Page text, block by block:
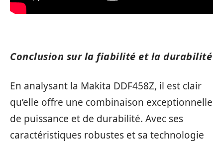
Conclusion sur la fiabilité et la durabilité
En analysant la Makita DDF458Z, il est clair
qu’elle offre une combinaison exceptionnelle
de puissance et de durabilité. Avec ses
caractéristiques robustes et sa technologie